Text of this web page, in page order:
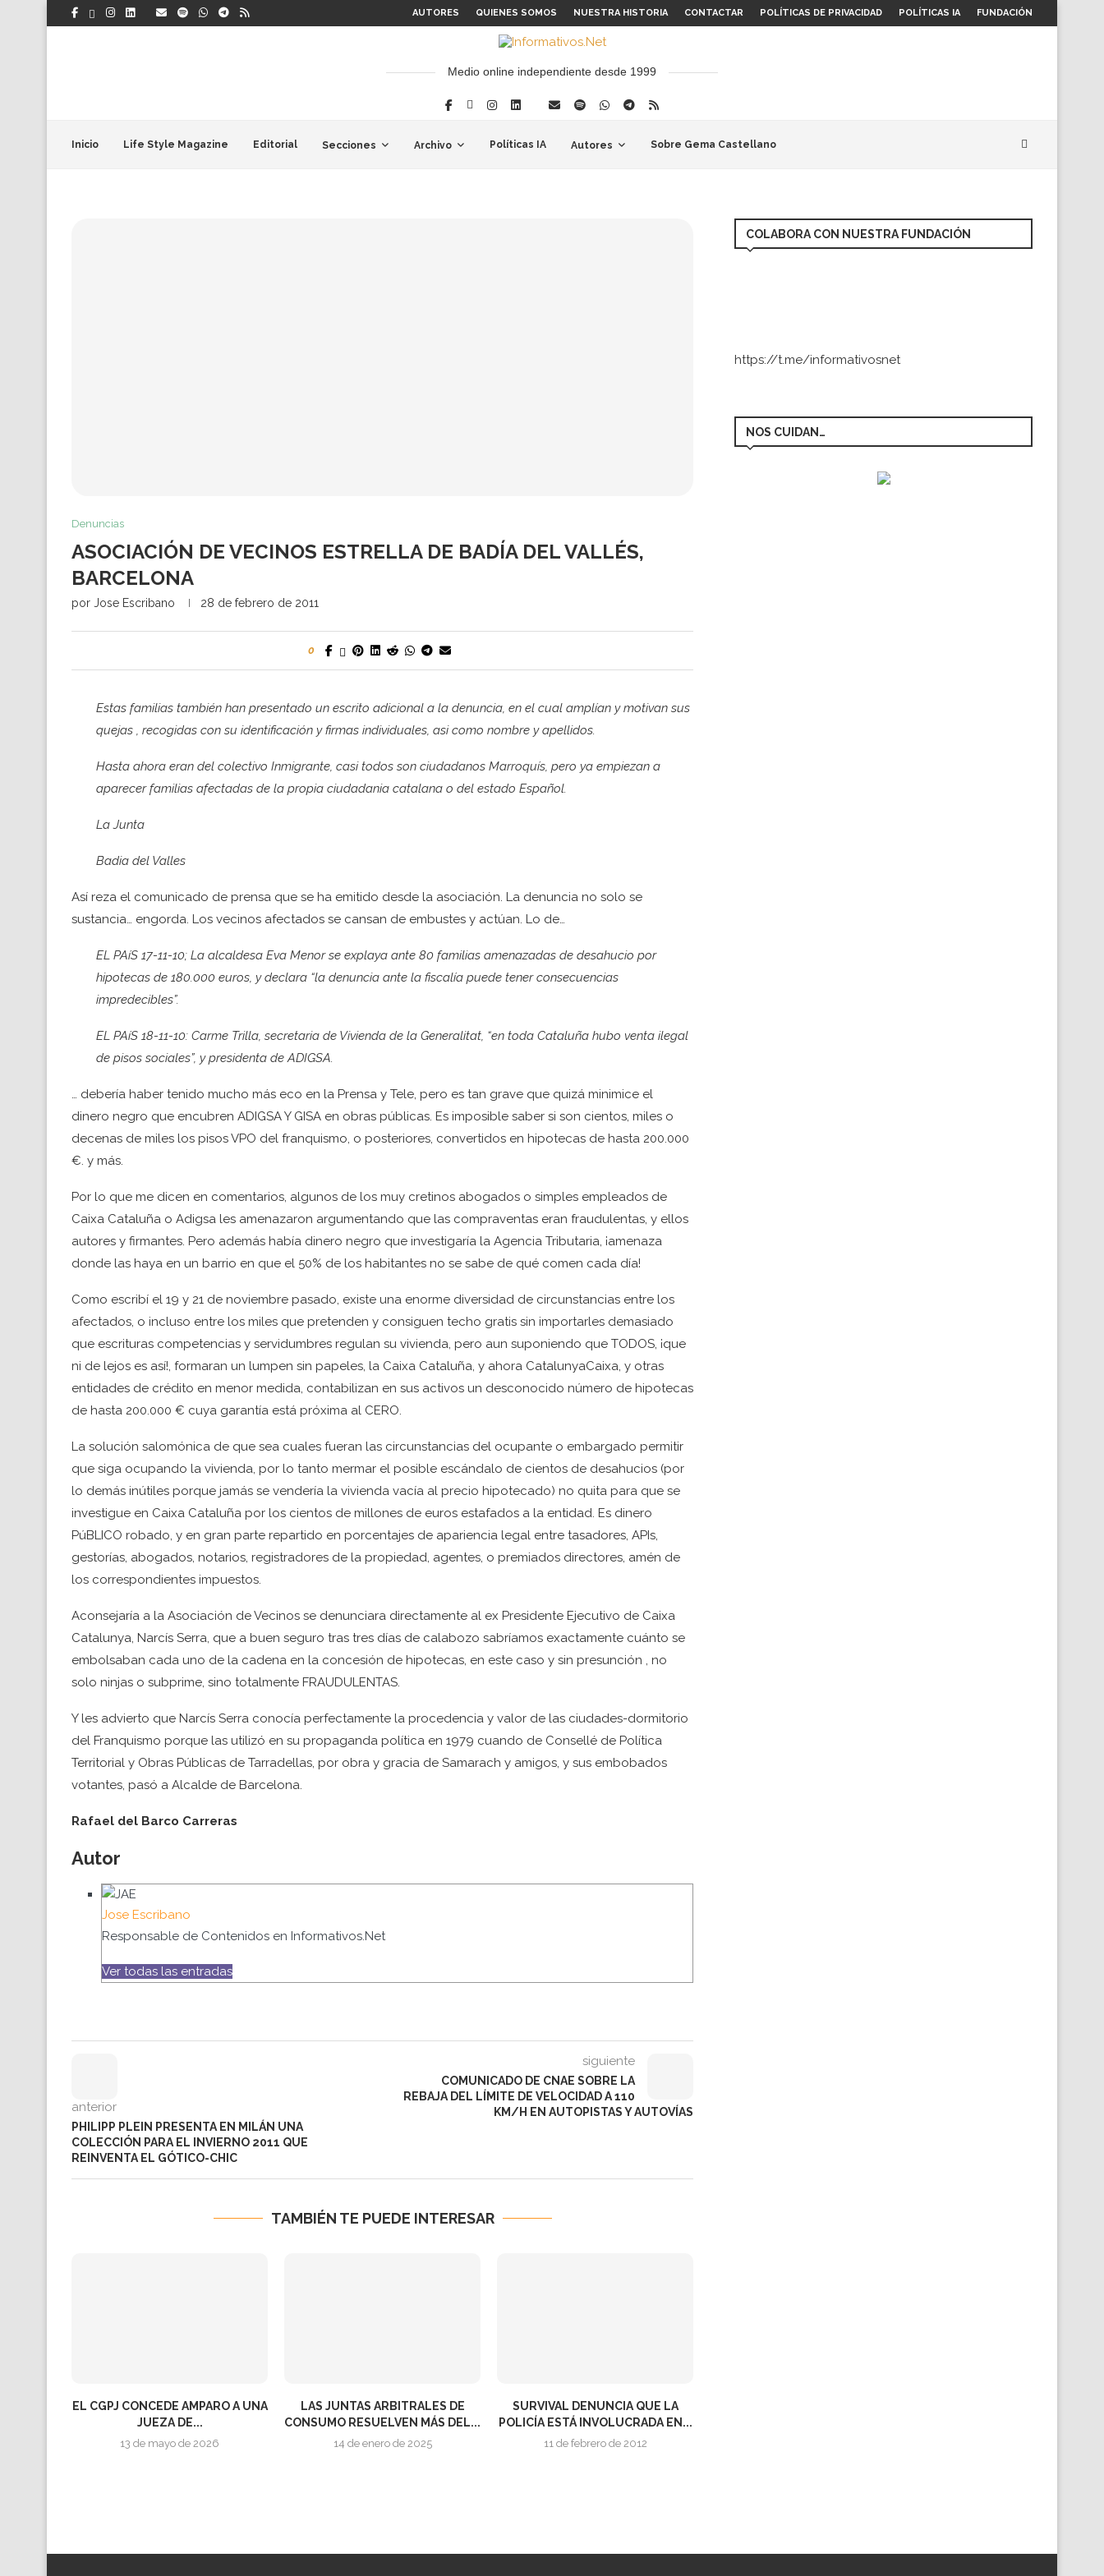
AUTORES QUIENES SOMOS NUESTRA HISTORIA CONTACTAR POLÍTICAS DE PRIVACIDAD POLÍTICAS IA FUNDACIÓN
Medio online independiente desde 1999
Inicio Life Style Magazine Editorial Secciones Archivo Políticas IA Autores Sobre Gema Castellano
Denuncias
ASOCIACIÓN DE VECINOS ESTRELLA DE BADÍA DEL VALLÉS,
BARCELONA
por Jose Escribano 28 de febrero de 2011
0
Estas familias también han presentado un escrito adicional a la denuncia, en el cual amplían y motivan sus
quejas , recogidas con su identificación y firmas individuales, asi como nombre y apellidos.
Hasta ahora eran del colectivo Inmigrante, casi todos son ciudadanos Marroquís, pero ya empiezan a
aparecer familias afectadas de la propia ciudadania catalana o del estado Español.
La Junta
Badia del Valles
Así reza el comunicado de prensa que se ha emitido desde la asociación. La denuncia no solo se
sustancia… engorda. Los vecinos afectados se cansan de embustes y actúan. Lo de…
EL PAíS 17-11-10; La alcaldesa Eva Menor se explaya ante 80 familias amenazadas de desahucio por
hipotecas de 180.000 euros, y declara “la denuncia ante la fiscalía puede tener consecuencias
impredecibles”.
EL PAíS 18-11-10: Carme Trilla, secretaria de Vivienda de la Generalitat, “en toda Cataluña hubo venta ilegal
de pisos sociales”, y presidenta de ADIGSA.
… debería haber tenido mucho más eco en la Prensa y Tele, pero es tan grave que quizá minimice el
dinero negro que encubren ADIGSA Y GISA en obras públicas. Es imposible saber si son cientos, miles o
decenas de miles los pisos VPO del franquismo, o posteriores, convertidos en hipotecas de hasta 200.000
€. y más.
Por lo que me dicen en comentarios, algunos de los muy cretinos abogados o simples empleados de
Caixa Cataluña o Adigsa les amenazaron argumentando que las compraventas eran fraudulentas, y ellos
autores y firmantes. Pero además había dinero negro que investigaría la Agencia Tributaria, ¡amenaza
donde las haya en un barrio en que el 50% de los habitantes no se sabe de qué comen cada día!
Como escribí el 19 y 21 de noviembre pasado, existe una enorme diversidad de circunstancias entre los
afectados, o incluso entre los miles que pretenden y consiguen techo gratis sin importarles demasiado
que escrituras competencias y servidumbres regulan su vivienda, pero aun suponiendo que TODOS, ¡que
ni de lejos es así!, formaran un lumpen sin papeles, la Caixa Cataluña, y ahora CatalunyaCaixa, y otras
entidades de crédito en menor medida, contabilizan en sus activos un desconocido número de hipotecas
de hasta 200.000 € cuya garantía está próxima al CERO.
La solución salomónica de que sea cuales fueran las circunstancias del ocupante o embargado permitir
que siga ocupando la vivienda, por lo tanto mermar el posible escándalo de cientos de desahucios (por
lo demás inútiles porque jamás se vendería la vivienda vacía al precio hipotecado) no quita para que se
investigue en Caixa Cataluña por los cientos de millones de euros estafados a la entidad. Es dinero
PúBLICO robado, y en gran parte repartido en porcentajes de apariencia legal entre tasadores, APIs,
gestorías, abogados, notarios, registradores de la propiedad, agentes, o premiados directores, amén de
los correspondientes impuestos.
Aconsejaría a la Asociación de Vecinos se denunciara directamente al ex Presidente Ejecutivo de Caixa
Catalunya, Narcís Serra, que a buen seguro tras tres días de calabozo sabríamos exactamente cuánto se
embolsaban cada uno de la cadena en la concesión de hipotecas, en este caso y sin presunción , no
solo ninjas o subprime, sino totalmente FRAUDULENTAS.
Y les advierto que Narcís Serra conocía perfectamente la procedencia y valor de las ciudades-dormitorio
del Franquismo porque las utilizó en su propaganda política en 1979 cuando de Consellé de Política
Territorial y Obras Públicas de Tarradellas, por obra y gracia de Samarach y amigos, y sus embobados
votantes, pasó a Alcalde de Barcelona.
Rafael del Barco Carreras
Autor
Jose Escribano
Responsable de Contenidos en Informativos.Net
Ver todas las entradas
anterior
PHILIPP PLEIN PRESENTA EN MILÁN UNA
COLECCIÓN PARA EL INVIERNO 2011 QUE
REINVENTA EL GÓTICO-CHIC
siguiente
COMUNICADO DE CNAE SOBRE LA
REBAJA DEL LÍMITE DE VELOCIDAD A 110
KM/H EN AUTOPISTAS Y AUTOVÍAS
TAMBIÉN TE PUEDE INTERESAR
EL CGPJ CONCEDE AMPARO A UNA
JUEZA DE...
13 de mayo de 2026
LAS JUNTAS ARBITRALES DE
CONSUMO RESUELVEN MÁS DEL...
14 de enero de 2025
SURVIVAL DENUNCIA QUE LA
POLICÍA ESTÁ INVOLUCRADA EN...
11 de febrero de 2012
COLABORA CON NUESTRA FUNDACIÓN
https://t.me/informativosnet
NOS CUIDAN…